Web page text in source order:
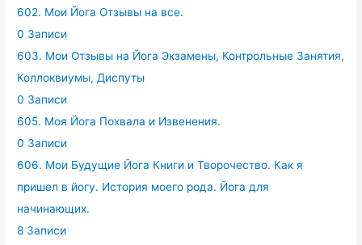
602. Мои Йога Отзывы на все.
0 Записи
603. Мои Отзывы на Йога Экзамены, Контрольные Занятия,
Коллоквиумы, Диспуты
0 Записи
605. Моя Йога Похвала и Извенения.
0 Записи
606. Мои Будущие Йога Книги и Творочество. Как я
пришел в йогу. История моего рода. Йога для
начинающих.
8 Записи